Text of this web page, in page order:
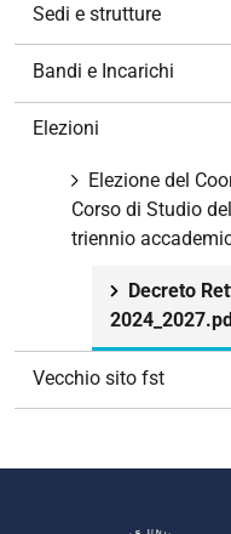
Sedi e strutture
Bandi e Incarichi
Elezioni
Elezione del
Corso di Studio
triennio
Decreto
Vecchio sito fst